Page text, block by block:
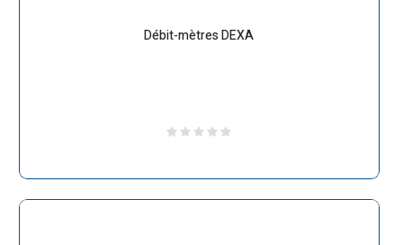
Débit-mètres DEXA